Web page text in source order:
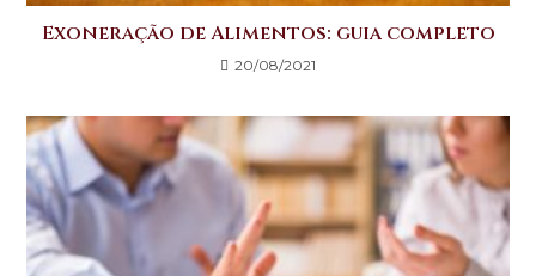
Exoneração de Alimentos: guia completo
20/08/2021